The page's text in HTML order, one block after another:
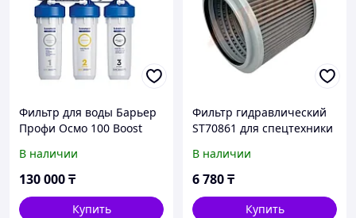
Фильтр для воды Барьер
Профи Осмо 100 Boost
В наличии
130 000₸
Купить
Фильтр гидравлический
ST70861 для спецтехники
В наличии
6 780₸
Купить